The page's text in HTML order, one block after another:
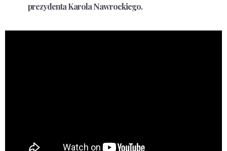
prezydenta Karola Nawrockiego.